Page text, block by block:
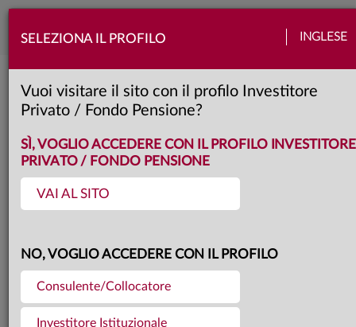
SELEZIONA IL PROFILO INGLESE
Vuoi visitare il sito con il profilo Investitore
Privato / Fondo Pensione?
SÌ, VOGLIO ACCEDERE CON IL PROFILO INVESTITORE
PRIVATO / FONDO PENSIONE
VAI AL SITO
NO, VOGLIO ACCEDERE CON IL PROFILO
Consulente/Collocatore
Investitore Istituzionale
ANIMA HOLDING TRA LE
“WORLD’S GREENEST
NEWSWEEK